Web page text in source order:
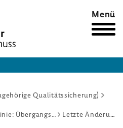
Menü
Qualitätssicherung)
Krebsfrüherkennungs-Richtlinie: Übergangsregelungen gemäß §23b Satz 1
Letzte Änderungen